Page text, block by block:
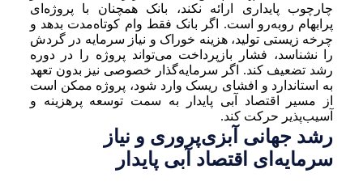
چارچوب پایداری ارائه نکند، بانک همچنان با پروژه‌ای
پرابهام روبه‌رو است. اگر بانک فقط وام کوتاه‌مدت بدهد و
چرخه زیستی تولید، هزینه خوراک و نیاز سرمایه در گردش
را نشناسد، فشار بازپرداخت می‌تواند پروژه را در دوره
رشد تضعیف کند. اگر سرمایه‌گذار خصوصی نیز بدون تعهد
به استاندارد و افشای ریسک وارد شود، پروژه ممکن است
از مسیر اقتصاد آبی پایدار به سمت توسعه پرهزینه و
آسیب‌پذیر حرکت کند.
رشد جهانی آبزی‌پروری و نیاز
سرمایه‌ای اقتصاد آبی پایدار